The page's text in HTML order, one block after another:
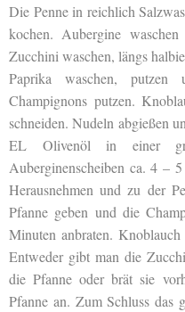
Die Penne in reichlich
kochen. Aubergine
Zucchini waschen, längs
Paprika waschen,
Champignons putzen.
schneiden. Nudeln abgießen
EL Olivenöl in einer
Auberginenscheiben ca. 4 –
Herausnehmen und zu der
Pfanne geben und die
Minuten anbraten.
Entweder gibt man die
die Pfanne oder brät sie
Pfanne an. Zum Schluss das